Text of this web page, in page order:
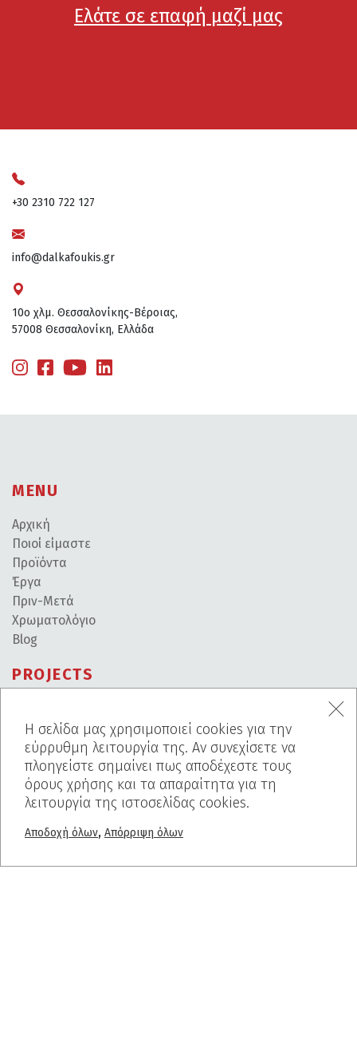
Ελάτε σε επαφή μαζί μας
+30 2310 722 127
info@dalkafoukis.gr
10ο χλμ. Θεσσαλονίκης-Βέροιας,
57008 Θεσσαλονίκη, Ελλάδα
MENU
Αρχική
Ποιοί είμαστε
Προϊόντα
Έργα
Πριν-Μετά
Χρωματολόγιο
Blog
PROJECTS
Breath Inn
Mind The Map
Interior
ΕΠΙΚΟΙΝΩΝΙΑ
FAQ
Η σελίδα μας χρησιμοποιεί cookies για την
εύρρυθμη λειτουργία της. Αν συνεχίσετε να
πλοηγείστε σημαίνει πως αποδέχεστε τους
όρους χρήσης και τα απαραίτητα για τη
λειτουργία της ιστοσελίδας cookies.
Αποδοχή όλων, Απόρριψη όλων